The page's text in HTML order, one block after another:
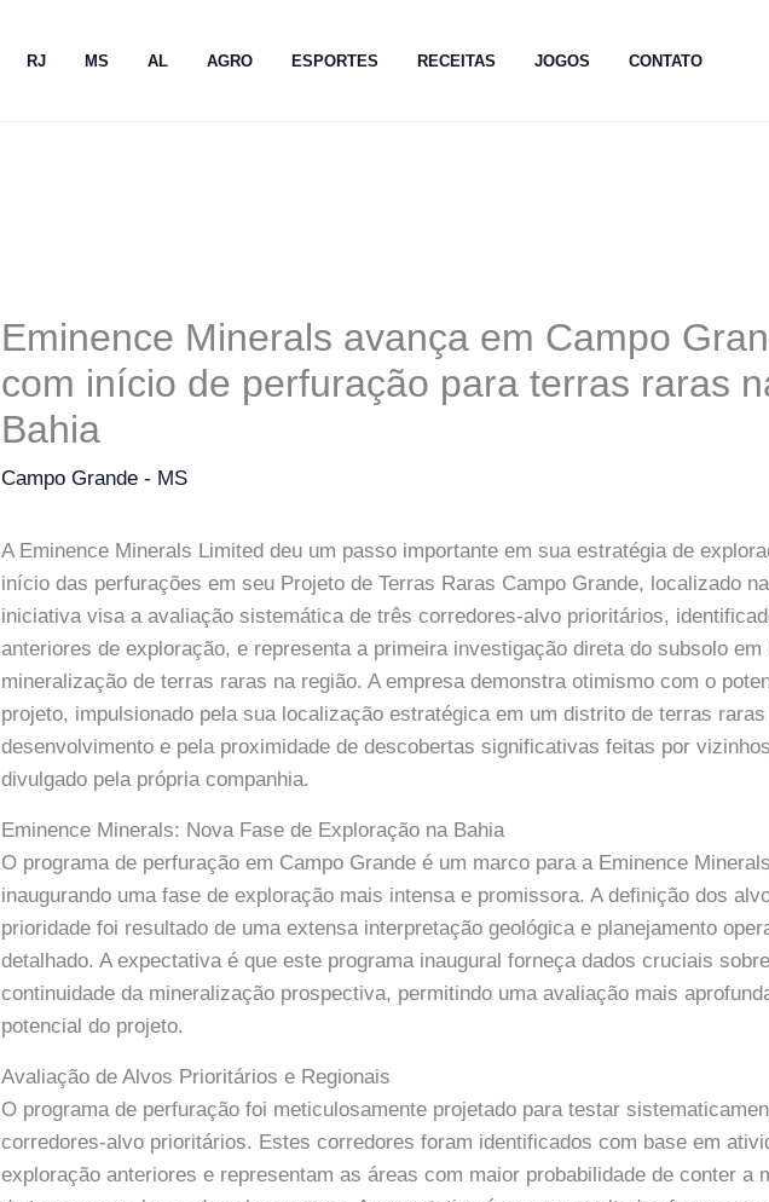
RJ MS AL AGRO ESPORTES RECEITAS JOGOS CONTATO
Eminence Minerals avança em Campo
com início de perfuração para terras raras
Bahia
Campo Grande - MS
A Eminence Minerals Limited deu um passo importante em sua estratégia de
início das perfurações em seu Projeto de Terras Raras Campo Grande, localizado
iniciativa visa a avaliação sistemática de três corredores-alvo prioritários,
anteriores de exploração, e representa a primeira investigação direta do subsolo em
mineralização de terras raras na região. A empresa demonstra otimismo com o
projeto, impulsionado pela sua localização estratégica em um distrito de terras raras
desenvolvimento e pela proximidade de descobertas significativas feitas por
divulgado pela própria companhia.
Eminence Minerals: Nova Fase de Exploração na Bahia
O programa de perfuração em Campo Grande é um marco para a Eminence
inaugurando uma fase de exploração mais intensa e promissora. A definição dos
prioridade foi resultado de uma extensa interpretação geológica e planejamento
detalhado. A expectativa é que este programa inaugural forneça dados cruciais
continuidade da mineralização prospectiva, permitindo uma avaliação mais
potencial do projeto.
Avaliação de Alvos Prioritários e Regionais
O programa de perfuração foi meticulosamente projetado para testar
corredores-alvo prioritários. Estes corredores foram identificados com base em
exploração anteriores e representam as áreas com maior probabilidade de conter a